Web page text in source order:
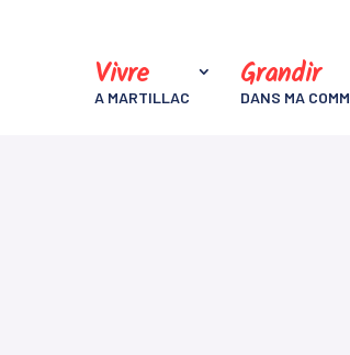
Vivre
A MARTILLAC
Grandir
DANS MA